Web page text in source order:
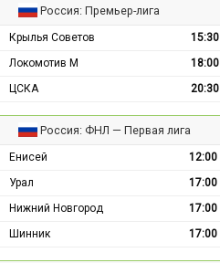
Россия: Премьер-лига
Крылья Советов 15:30
Локомотив М
18:00
ЦСКА
20:30
Россия: ФНЛ — Первая лига
Енисей 12:00
Урал
17:00
Нижний Новгород
17:00
Шинник
17:00